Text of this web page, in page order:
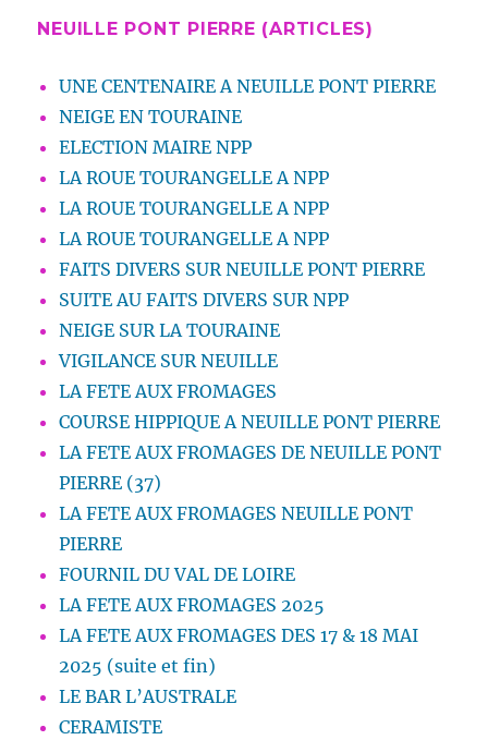
NEUILLE PONT PIERRE (ARTICLES)
UNE CENTENAIRE A NEUILLE PONT PIERRE
NEIGE EN TOURAINE
ELECTION MAIRE NPP
LA ROUE TOURANGELLE A NPP
LA ROUE TOURANGELLE A NPP
LA ROUE TOURANGELLE A NPP
FAITS DIVERS SUR NEUILLE PONT PIERRE
SUITE AU FAITS DIVERS SUR NPP
NEIGE SUR LA TOURAINE
VIGILANCE SUR NEUILLE
LA FETE AUX FROMAGES
COURSE HIPPIQUE A NEUILLE PONT PIERRE
LA FETE AUX FROMAGES DE NEUILLE PONT
PIERRE (37)
LA FETE AUX FROMAGES NEUILLE PONT
PIERRE
FOURNIL DU VAL DE LOIRE
LA FETE AUX FROMAGES 2025
LA FETE AUX FROMAGES DES 17 & 18 MAI
2025 (suite et fin)
LE BAR L’AUSTRALE
CERAMISTE